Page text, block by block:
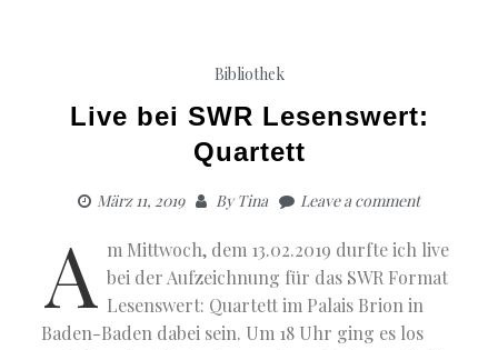
Bibliothek
Live bei SWR Lesenswert:
Quartett
März 11, 2019 ByTina Leave a comment
A m Mittwoch, dem 13.02.2019 durfte ich live
bei der Aufzeichnung für das SWR Format
Lesenswert: Quartett im Palais Brion in
Baden-Baden dabei sein. Um 18 Uhr ging es los